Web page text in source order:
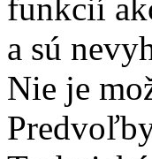
funkcií
a sú
Nie je